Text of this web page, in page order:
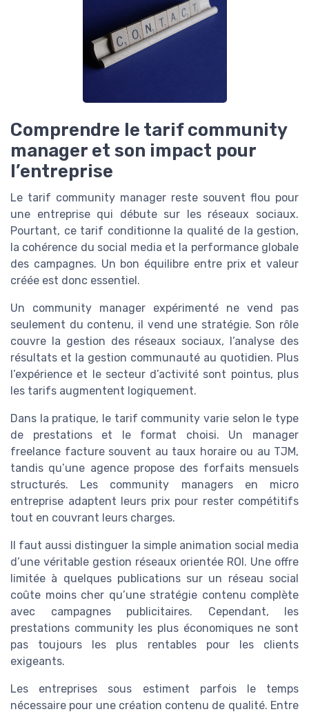
Comprendre le tarif community
manager et son impact pour
l’entreprise
Le tarif community manager reste souvent flou pour
une entreprise qui débute sur les réseaux sociaux.
Pourtant, ce tarif conditionne la qualité de la gestion,
la cohérence du social media et la performance globale
des campagnes. Un bon équilibre entre prix et valeur
créée est donc essentiel.
Un community manager expérimenté ne vend pas
seulement du contenu, il vend une stratégie. Son rôle
couvre la gestion des réseaux sociaux, l’analyse des
résultats et la gestion communauté au quotidien. Plus
l’expérience et le secteur d’activité sont pointus, plus
les tarifs augmentent logiquement.
Dans la pratique, le tarif community varie selon le type
de prestations et le format choisi. Un manager
freelance facture souvent au taux horaire ou au TJM,
tandis qu’une agence propose des forfaits mensuels
structurés. Les community managers en micro
entreprise adaptent leurs prix pour rester compétitifs
tout en couvrant leurs charges.
Il faut aussi distinguer la simple animation social media
d’une véritable gestion réseaux orientée ROI. Une offre
limitée à quelques publications sur un réseau social
coûte moins cher qu’une stratégie contenu complète
avec campagnes publicitaires. Cependant, les
prestations community les plus économiques ne sont
pas toujours les plus rentables pour les clients
exigeants.
Les entreprises sous estiment parfois le temps
nécessaire pour une création contenu de qualité. Entre